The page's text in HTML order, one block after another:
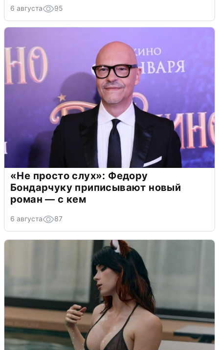
6 августа 95
«Не просто слух»: Федору
Бондарчуку приписывают новый
роман — с кем
6 августа 87